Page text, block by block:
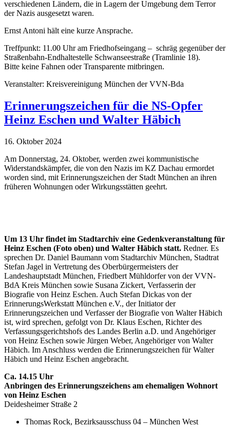
verschiedenen Ländern, die in Lagern der Umgebung dem Terror
der Nazis ausgesetzt waren.
Ernst Antoni hält eine kurze Ansprache.
Treffpunkt: 11.00 Uhr am Friedhofseingang – schräg gegenüber der
Straßenbahn-Endhaltestelle Schwanseestraße (Tramlinie 18).
Bitte keine Fahnen oder Transparente mitbringen.
Veranstalter: Kreisvereinigung München der VVN-Bda
Erinnerungszeichen für die NS-Opfer
Heinz Eschen und Walter Häbich
16. Oktober 2024
Am Donnerstag, 24. Oktober, werden zwei kommunistische
Widerstandskämpfer, die von den Nazis im KZ Dachau ermordet
worden sind, mit Erinnerungszeichen der Stadt München an ihren
früheren Wohnungen oder Wirkungsstätten geehrt.
Um 13 Uhr findet im Stadtarchiv eine Gedenkveranstaltung für
Heinz Eschen (Foto oben) und Walter Häbich statt. Redner. Es
sprechen Dr. Daniel Baumann vom Stadtarchiv München, Stadtrat
Stefan Jagel in Vertretung des Oberbürgermeisters der
Landeshauptstadt München, Friedbert Mühldorfer von der VVN-
BdA Kreis München sowie Susana Zickert, Verfasserin der
Biografie von Heinz Eschen. Auch Stefan Dickas von der
ErinnerungsWerkstatt München e.V., der Initiator der
Erinnerungszeichen und Verfasser der Biografie von Walter Häbich
ist, wird sprechen, gefolgt von Dr. Klaus Eschen, Richter des
Verfassungsgerichtshofs des Landes Berlin a.D. und Angehöriger
von Heinz Eschen sowie Jürgen Weber, Angehöriger von Walter
Häbich. Im Anschluss werden die Erinnerungszeichen für Walter
Häbich und Heinz Eschen angebracht.
Ca. 14.15 Uhr
Anbringen des Erinnerungszeichens am ehemaligen Wohnort
von Heinz Eschen
Deidesheimer Straße 2
Thomas Rock, Bezirksausschuss 04 – München West